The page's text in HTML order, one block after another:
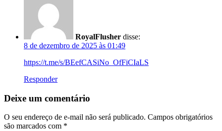
RoyalFlusher disse:
8 de dezembro de 2025 às 01:49
https://t.me/s/BEefCASiNo_OfFiCIaLS
Responder
Deixe um comentário
O seu endereço de e-mail não será publicado. Campos obrigatórios
são marcados com *